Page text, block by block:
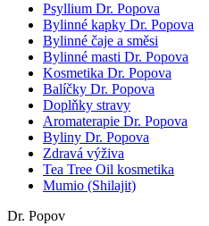
Psyllium Dr. Popova
Bylinné kapky Dr. Popova
Bylinné čaje a směsi
Bylinné masti Dr. Popova
Kosmetika Dr. Popova
Balíčky Dr. Popova
Doplňky stravy
Aromaterapie Dr. Popova
Byliny Dr. Popova
Zdravá výživa
Tea Tree Oil kosmetika
Mumio (Shilajit)
Dr. Popov